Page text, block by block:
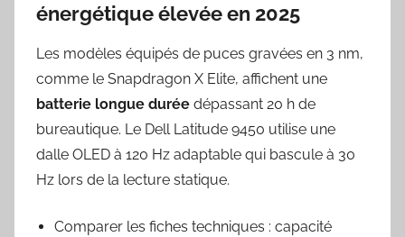
énergétique élevée en 2025
Les modèles équipés de puces gravées en 3 nm,
comme le Snapdragon X Elite, affichent une
batterie longue durée dépassant 20 h de
bureautique. Le Dell Latitude 9450 utilise une
dalle OLED à 120 Hz adaptable qui bascule à 30
Hz lors de la lecture statique.
Comparer les fiches techniques : capacité